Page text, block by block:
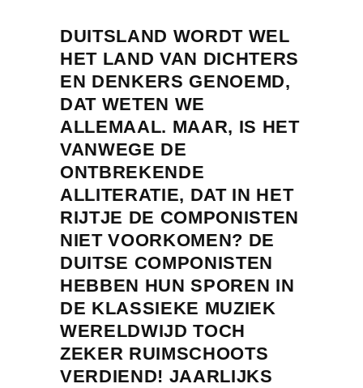
DUITSLAND WORDT WEL
HET LAND VAN DICHTERS
EN DENKERS GENOEMD,
DAT WETEN WE
ALLEMAAL. MAAR, IS HET
VANWEGE DE
ONTBREKENDE
ALLITERATIE, DAT IN HET
RIJTJE DE COMPONISTEN
NIET VOORKOMEN? DE
DUITSE COMPONISTEN
HEBBEN HUN SPOREN IN
DE KLASSIEKE MUZIEK
WERELDWIJD TOCH
ZEKER RUIMSCHOOTS
VERDIEND! JAARLIJKS